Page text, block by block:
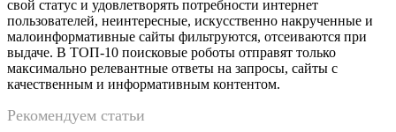
свой статус и удовлетворять потребности интернет
пользователей, неинтересные, искусственно накрученные и
малоинформативные сайты фильтруются, отсеиваются при
выдаче. В ТОП-10 поисковые роботы отправят только
максимально релевантные ответы на запросы, сайты с
качественным и информативным контентом.
Рекомендуем статьи